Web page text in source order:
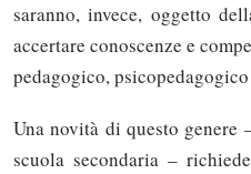
saranno, invece, oggetto
accertare conoscenze e
pedagogico,
Una novità di questo genere
scuola secondaria –